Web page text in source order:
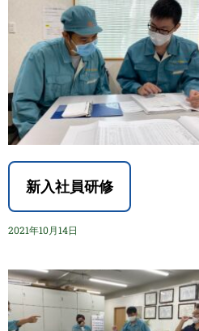
新入社員研修
2021年10月14日